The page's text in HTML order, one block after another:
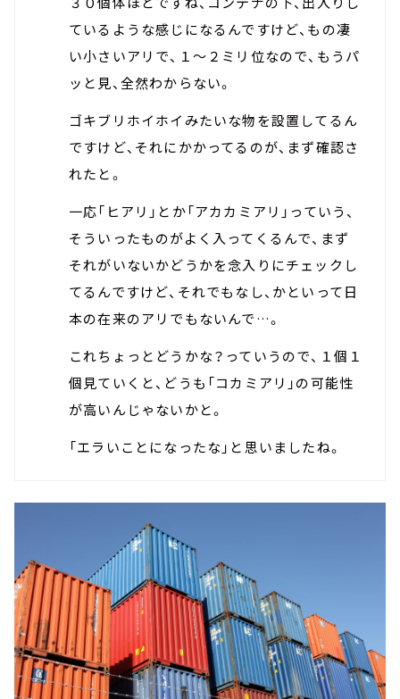
ているような感じになるんですけど、もの凄
い小さいアリで、１～２ミリ位なので、もうパ
ッと見、全然わからない。
ゴキブリホイホイみたいな物を設置してるん
ですけど、それにかかってるのが、まず確認さ
れたと。
一応「ヒアリ」とか「アカカミアリ」っていう、
そういったものがよく入ってくるんで、まず
それがいないかどうかを念入りにチェックし
てるんですけど、それでもなし、かといって日
本の在来のアリでもないんで…。
これちょっとどうかな？っていうので、１個１
個見ていくと、どうも「コカミアリ」の可能性
が高いんじゃないかと。
「エラいことになったな」と思いましたね。